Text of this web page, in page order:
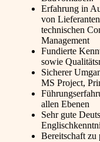
Erfahrung in
von
technischen
Management
Fundierte
sowie
Sicherer
MS Project,
allen Ebenen
Sehr gute
Bereitschaft zu